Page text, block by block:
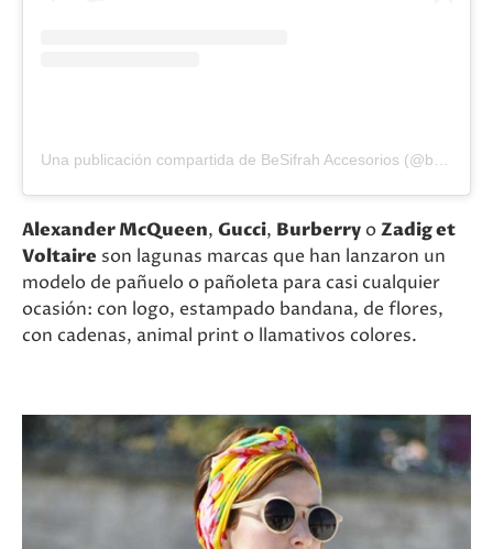
Alexander McQueen, Gucci, Burberry oZadig et
Voltaire son lagunas marcas que han lanzaron un
modelo de pañuelo o pañoleta para casi cualquier
ocasión: con logo, estampado bandana, de flores,
con cadenas, animal print o llamativos colores.